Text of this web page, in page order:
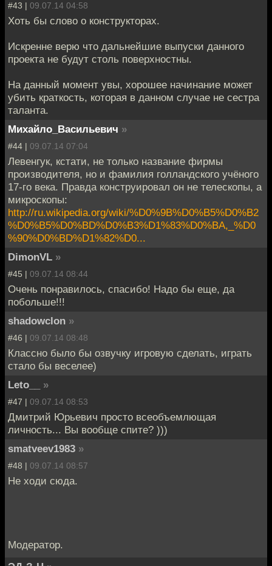
#43 | 09.07.14 04:58
Хоть бы слово о конструкторах.
Искренне верю что дальнейшие выпуски данного
проекта не будут столь поверхностны.
На данный момент увы, хорошее начинание может
убить краткость, которая в данном случае не сестра
таланта.
Михайло_Васильевич »
#44 | 09.07.14 07:04
Левенгук, кстати, не только название фирмы
производителя, но и фамилия голландского учёного
17-го века. Правда конструировал он не телескопы, а
микроскопы:
http://ru.wikipedia.org/wiki/%D0%9B%D0%B5%D0%B2
%D0%B5%D0%BD%D0%B3%D1%83%D0%BA,_%D0
%90%D0%BD%D1%82%D0...
DimonVL »
#45 | 09.07.14 08:44
Очень понравилось, спасибо! Надо бы еще, да
побольше!!!
shadowclon »
#46 | 09.07.14 08:48
Классно было бы озвучку игровую сделать, играть
стало бы веселее)
Leto__
»
#47 | 09.07.14 08:53
Дмитрий Юрьевич просто всеобъемлющая
личность... Вы вообще спите? )))
smatveev1983 »
#48 | 09.07.14 08:57
Не ходи сюда.
Модератор.